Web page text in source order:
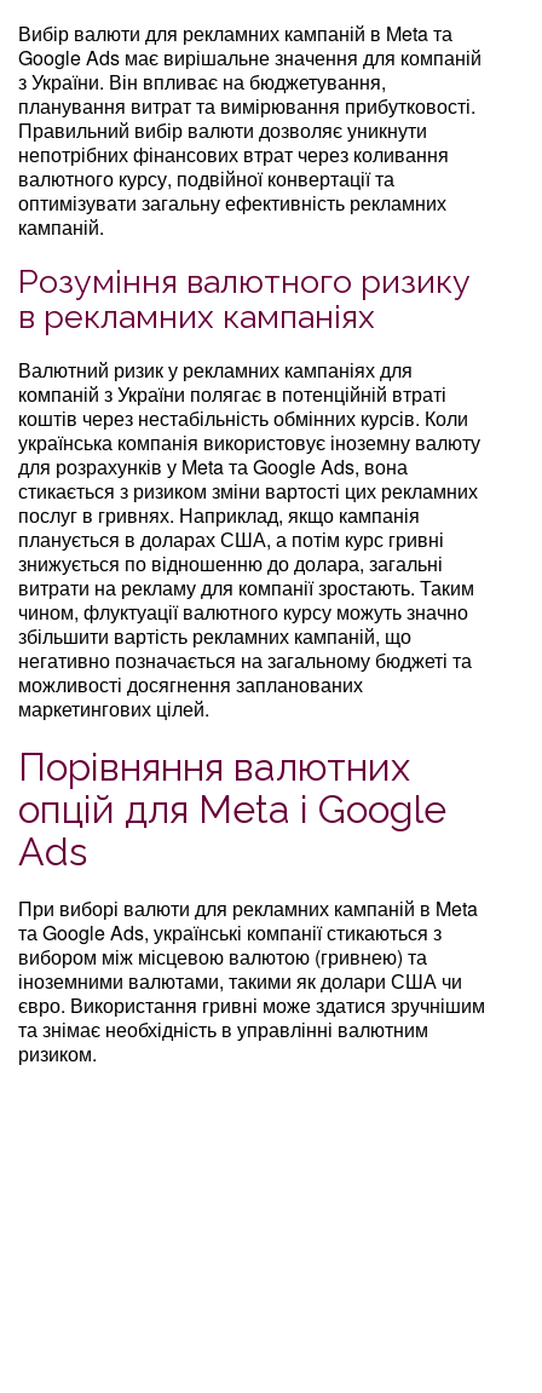
Вибір валюти для рекламних кампаній в Meta та
Google Ads має вирішальне значення для компаній
з України. Він впливає на бюджетування,
планування витрат та вимірювання прибутковості.
Правильний вибір валюти дозволяє уникнути
непотрібних фінансових втрат через коливання
валютного курсу, подвійної конвертації та
оптимізувати загальну ефективність рекламних
кампаній.
Розуміння валютного ризику
в рекламних кампаніях
Валютний ризик у рекламних кампаніях для
компаній з України полягає в потенційній втраті
коштів через нестабільність обмінних курсів. Коли
українська компанія використовує іноземну валюту
для розрахунків у Meta та Google Ads, вона
стикається з ризиком зміни вартості цих рекламних
послуг в гривнях. Наприклад, якщо кампанія
планується в доларах США, а потім курс гривні
знижується по відношенню до долара, загальні
витрати на рекламу для компанії зростають. Таким
чином, флуктуації валютного курсу можуть значно
збільшити вартість рекламних кампаній, що
негативно позначається на загальному бюджеті та
можливості досягнення запланованих
маркетингових цілей.
Порівняння валютних
опцій для Meta і Google
Ads
При виборі валюти для рекламних кампаній в Meta
та Google Ads, українські компанії стикаються з
вибором між місцевою валютою (гривнею) та
іноземними валютами, такими як долари США чи
євро. Використання гривні може здатися зручнішим
та знімає необхідність в управлінні валютним
ризиком.